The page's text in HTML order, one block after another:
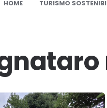
HOME TURISMO